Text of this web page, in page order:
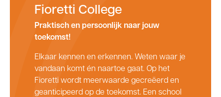
Fioretti College
Praktisch en persoonlijk naar jouw
toekomst!
Elkaar kennen en erkennen. Weten waar je
vandaan komt én naartoe gaat. Op het
Fioretti wordt meerwaarde gecreëerd en
geanticipeerd op de toekomst. Een school